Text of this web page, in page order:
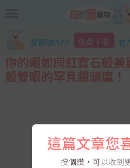
愛寵物APP 免費下載 在
你的眼如同紅寶石般
般雙眼的罕見貓頭鷹！
這篇文章您
按個讚，可以收到